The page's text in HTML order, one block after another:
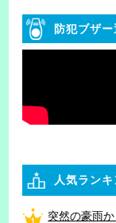
防犯ブザー
人気ラン
突然の豪雨